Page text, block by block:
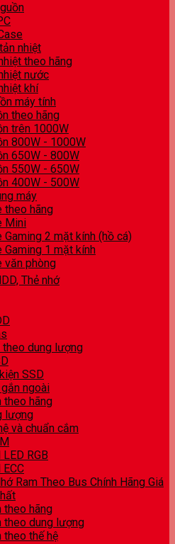
nhiệt
theo hãng
nước
khí
máy tính
theo hãng
trên 1000W
800W - 1000W
650W - 800W
550W - 650W
400W - 500W
máy
theo hãng
Mini
Gaming 2 mặt kính (hồ cá)
Gaming 1 mặt kính
văn phòng
Thẻ nhớ
theo dung lượng
SSD
ngoài
theo hãng
lượng
và chuẩn cắm
LED RGB
ECC
Ram Theo Bus Chính Hãng Giá
theo hãng
theo dung lượng
theo thế hệ